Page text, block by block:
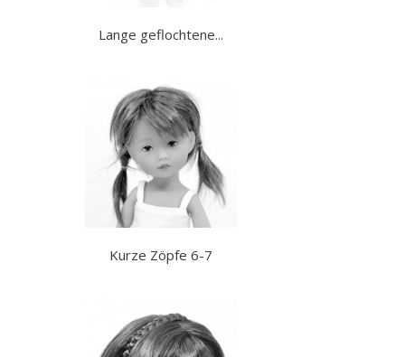
Lange geflochtene...
Kurze Zöpfe 6-7